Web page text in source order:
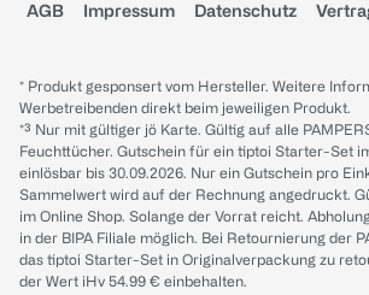
AGB Impressum Datenschutz
* Produkt gesponsert vom Hersteller. Weitere
Werbetreibenden direkt beim jeweiligen Produkt.
*³ Nur mit gültiger jö Karte. Gültig auf alle
Feuchttücher. Gutschein für ein tiptoi Starter-Set
einlösbar bis 30.09.2026. Nur ein Gutschein pro
Sammelwert wird auf der Rechnung angedruckt.
im Online Shop. Solange der Vorrat reicht.
in der BIPA Filiale möglich. Bei Retournierung der
das tiptoi Starter-Set in Originalverpackung zu
der Wert iHv 54.99 € einbehalten.